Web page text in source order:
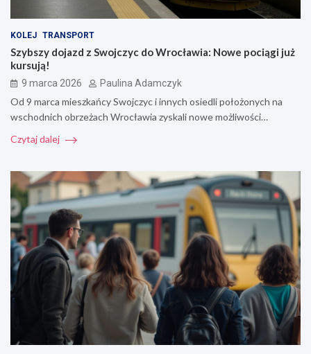
KOLEJ TRANSPORT
Szybszy dojazd z Swojczyc do Wrocławia: Nowe pociągi już
kursują!
9 marca 2026 Paulina Adamczyk
Od 9 marca mieszkańcy Swojczyc i innych osiedli położonych na
wschodnich obrzeżach Wrocławia zyskali nowe możliwości…
Czytaj dalej